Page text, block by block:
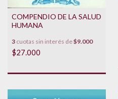
COMPENDIO DE LA SALUD
HUMANA
3 cuotas sin interés de$9.000
$27.000